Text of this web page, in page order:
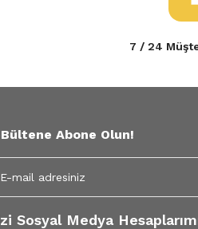
7 / 24
Abone Olun!
Sosyal Medya